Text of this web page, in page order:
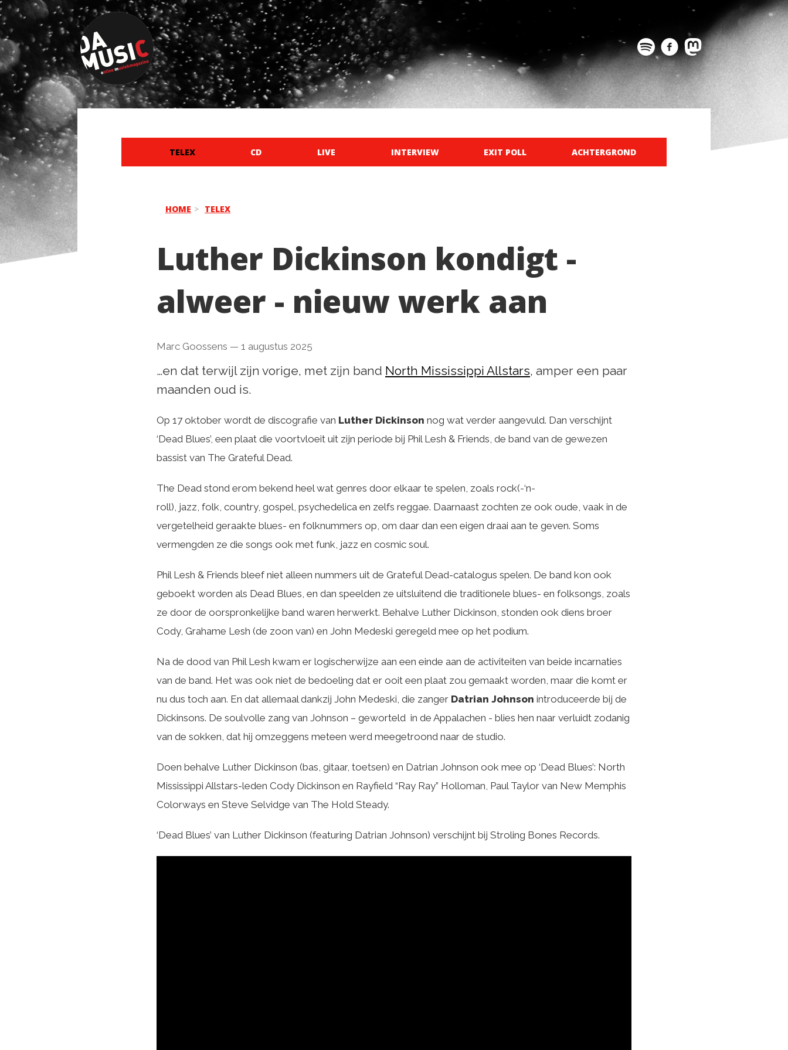
TELEX CD LIVE INTERVIEW EXIT POLL ACHTERGROND
HOME TELEX
Luther Dickinson kondigt -
alweer - nieuw werk aan
Marc Goossens — 1 augustus 2025
…en dat terwijl zijn vorige, met zijn band North Mississippi Allstars, amper een paar
maanden oud is.
Op 17 oktober wordt de discografie van Luther Dickinson nog wat verder aangevuld. Dan verschijnt
‘Dead Blues’, een plaat die voortvloeit uit zijn periode bij Phil Lesh & Friends, de band van de gewezen
bassist van The Grateful Dead.
The Dead stond erom bekend heel wat genres door elkaar te spelen, zoals rock(-‘n-
roll), jazz, folk, country, gospel, psychedelica en zelfs reggae. Daarnaast zochten ze ook oude, vaak in de
vergetelheid geraakte blues- en folknummers op, om daar dan een eigen draai aan te geven. Soms
vermengden ze die songs ook met funk, jazz en cosmic soul.
Phil Lesh & Friends bleef niet alleen nummers uit de Grateful Dead-catalogus spelen. De band kon ook
geboekt worden als Dead Blues, en dan speelden ze uitsluitend die traditionele blues- en folksongs, zoals
ze door de oorspronkelijke band waren herwerkt. Behalve Luther Dickinson, stonden ook diens broer
Cody, Grahame Lesh (de zoon van) en John Medeski geregeld mee op het podium.
Na de dood van Phil Lesh kwam er logischerwijze aan een einde aan de activiteiten van beide incarnaties
van de band. Het was ook niet de bedoeling dat er ooit een plaat zou gemaakt worden, maar die komt er
nu dus toch aan. En dat allemaal dankzij John Medeski, die zanger Datrian Johnson introduceerde bij de
Dickinsons. De soulvolle zang van Johnson – geworteld in de Appalachen - blies hen naar verluidt zodanig
van de sokken, dat hij omzeggens meteen werd meegetroond naar de studio.
Doen behalve Luther Dickinson (bas, gitaar, toetsen) en Datrian Johnson ook mee op ‘Dead Blues’: North
Mississippi Allstars-leden Cody Dickinson en Rayfield “Ray Ray” Holloman, Paul Taylor van New Memphis
Colorways en Steve Selvidge van The Hold Steady.
‘Dead Blues’ van Luther Dickinson (featuring Datrian Johnson) verschijnt bij Stroling Bones Records.